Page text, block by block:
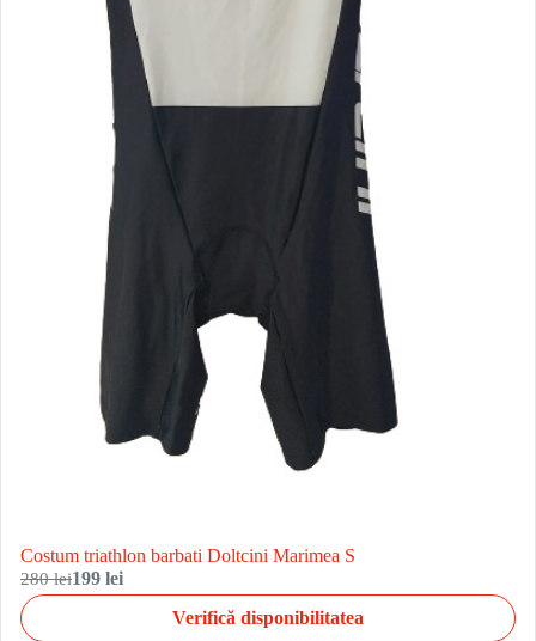
Costum triathlon barbati Doltcini Marimea S
280 lei199 lei
Verifică disponibilitatea